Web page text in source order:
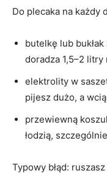
Do plecaka na każdy
butelkę lub
doradza 1,5–2
elektrolity w
pijesz dużo, a
przewiewną
łodzią,
Typowy błąd: